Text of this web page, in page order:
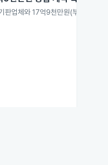
판업체와 17억9천만원(부가세 제